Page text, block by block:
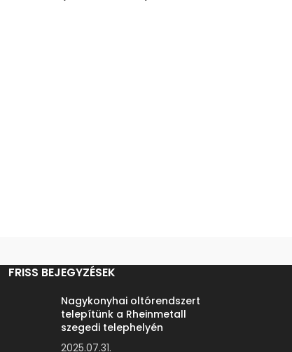
FRISS BEJEGYZÉSEK
Nagykonyhai oltórendszert
telepítünk a Rheinmetall
szegedi telephelyén
2025.07.31.